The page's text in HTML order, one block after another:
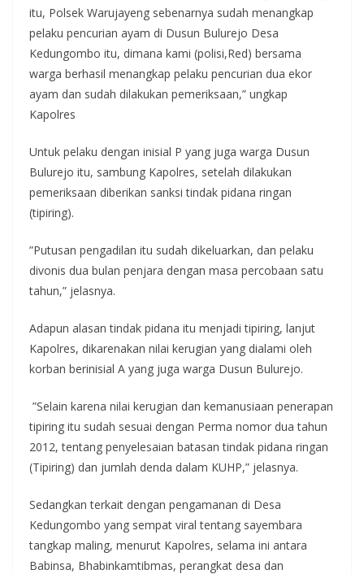
itu, Polsek Warujayeng sebenarnya sudah menangkap
pelaku pencurian ayam di Dusun Bulurejo Desa
Kedungombo itu, dimana kami (polisi,Red) bersama
warga berhasil menangkap pelaku pencurian dua ekor
ayam dan sudah dilakukan pemeriksaan,” ungkap
Kapolres
Untuk pelaku dengan inisial P yang juga warga Dusun
Bulurejo itu, sambung Kapolres, setelah dilakukan
pemeriksaan diberikan sanksi tindak pidana ringan
(tipiring).
”Putusan pengadilan itu sudah dikeluarkan, dan pelaku
divonis dua bulan penjara dengan masa percobaan satu
tahun,” jelasnya.
Adapun alasan tindak pidana itu menjadi tipiring, lanjut
Kapolres, dikarenakan nilai kerugian yang dialami oleh
korban berinisial A yang juga warga Dusun Bulurejo.
”Selain karena nilai kerugian dan kemanusiaan penerapan
tipiring itu sudah sesuai dengan Perma nomor dua tahun
2012, tentang penyelesaian batasan tindak pidana ringan
(Tipiring) dan jumlah denda dalam KUHP,” jelasnya.
Sedangkan terkait dengan pengamanan di Desa
Kedungombo yang sempat viral tentang sayembara
tangkap maling, menurut Kapolres, selama ini antara
Babinsa, Bhabinkamtibmas, perangkat desa dan